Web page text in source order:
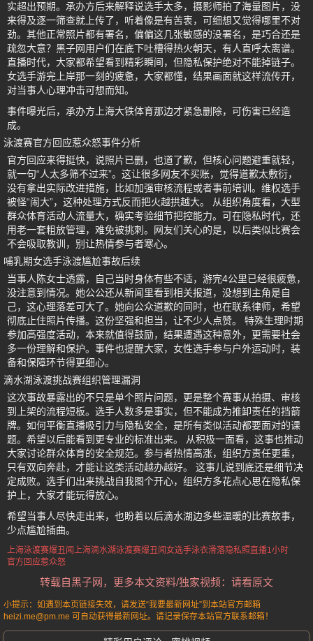
实超出预期。承办方后来解释说选手太多，摄影师拍了海量图片，没
来得及逐一筛查就上传了，听着像是有苦衷，可细想又觉得哪里不对
劲。其他正常照片都有署名，偏偏这几张敏感的没署名，是巧合还是
疏忽大意？黑子网用户们在底下吐槽得热火朝天，有人直呼太离谱。
直播时代，大家都希望看到精彩瞬间，但隐私保护绝对不能掉链子。
女选手游完上岸那一刻的疲惫，大家都懂，结果画面就这样流传开，
对当事人心理冲击可想而知。
事件曝光后，承办方上海大铁体育那边才紧急删除，可伤害已经造
成。
泳渡赛官方回应惹众怒事件分析
官方回应来得挺快，说照片已删，也道了歉，但核心问题避重就轻，
就一句“人太多筛不过来”。这让很多网友不买账，觉得道歉太敷衍，
没有拿出实际改进措施，比如加强审核流程或者事前培训。维权选手
被怪“闹大”，这种处理方式反而把火越拱越大。 从组织角度看，大型
群众体育活动人流量大，确实考验细节把控能力。可在隐私时代，还
用老一套粗放管理，难免被挑刺。网友们关心的是，以后类似比赛会
不会吸取教训，别让热情参与者寒心。
哺乳期女选手泳渡尴尬事故后续
当事人陈女士透露，自己当时身体有些不适，游完4公里已经很疲惫，
没注意到情况。她公公还从新闻里看到相关报道，没想到主角是自
己，这心理落差可大了。她向公众道歉的同时，也在联系律师，希望
彻底止住照片传播。这份坚强和担当，让不少人点赞。 特殊生理时期
参加高强度活动，本来就值得鼓励，结果遭遇这种意外，更需要社会
多一份理解和保护。事件也提醒大家，女性选手参与户外运动时，装
备和保障环节得更细心。
滴水湖泳渡挑战赛组织管理漏洞
这次事故暴露出的不只是单个照片问题，更是整个赛事从拍摄、审核
到上架的流程短板。选手人数多是事实，但不能成为推卸责任的挡箭
牌。如何平衡直播吸引力与隐私安全，是所有类似活动都要面对的课
题。希望以后能看到更专业的标准出来。 从积极一面看，这事也推动
大家讨论群众体育的安全规范。参与者热情高涨，组织方责任更重，
只有双向奔赴，才能让这类活动越办越好。 这事儿说到底还是细节决
定成败。选手们出来挑战自我图个开心，组织方多花点心思在隐私保
护上，大家才能玩得放心。
希望当事人尽快走出来，也盼着以后滴水湖边多些温暖的比赛故事，
少点尴尬插曲。
上海泳渡赛爆丑闻上海滴水湖泳渡赛爆丑闻女选手泳衣滑落隐私照直播1小时
官方回应惹众怒
转载自黑子网，更多本文资料/独家视频：请看原文
小提示：如遇到本页链接失效，请发送“我要最新网址”到本站官方邮箱
heizi.me@pm.me 可自动获得最新网址。请记录保存本站官方联系邮箱！